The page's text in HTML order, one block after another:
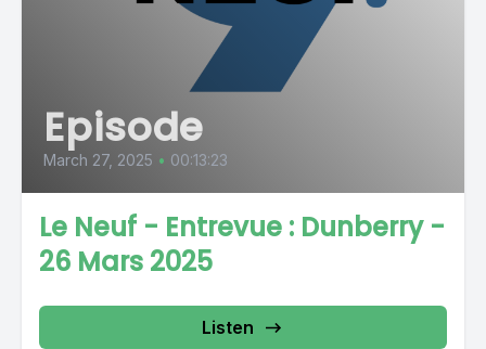
Episode
March 27, 2025 • 00:13:23
Le Neuf - Entrevue : Dunberry -
26 Mars 2025
Listen